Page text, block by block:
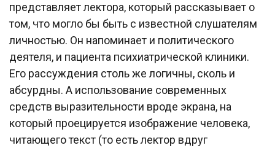
представляет лектора, который рассказывает о
том, что могло бы быть с известной слушателям
личностью. Он напоминает и политического
деятеля, и пациента психиатрической клиники.
Его рассуждения столь же логичны, сколь и
абсурдны. А использование современных
средств выразительности вроде экрана, на
который проецируется изображение человека,
читающего текст (то есть лектор вдруг